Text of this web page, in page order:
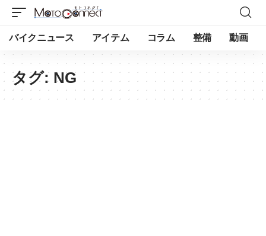
バイクニュース アイテム コラム 整備 動画
タグ: NG